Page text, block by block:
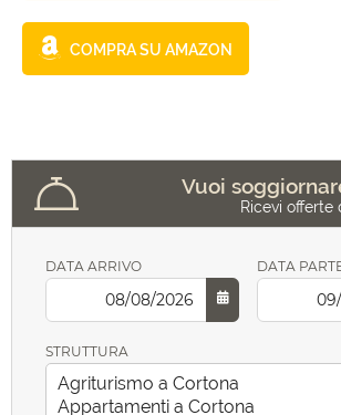
COMPRA SU AMAZON
Vuoi
Ricevi offerte
DATA ARRIVO DATA
STRUTTURA